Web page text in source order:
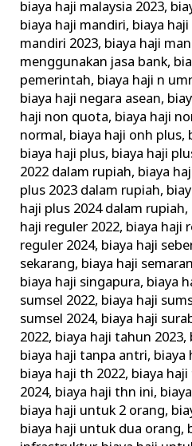
biaya haji malaysia 2023,
biaya haji mandiri, biaya
mandiri 2023, biaya haji
menggunakan jasa bank,
pemerintah, biaya haji n
biaya haji negara asean,
haji non quota, biaya haji
normal, biaya haji onh plus,
biaya haji plus, biaya haji
2022 dalam rupiah, biaya
plus 2023 dalam rupiah,
haji plus 2024 dalam rupiah,
haji reguler 2022, biaya haji
reguler 2024, biaya haji
sekarang, biaya haji
biaya haji singapura, biaya
sumsel 2022, biaya haji
sumsel 2024, biaya haji
2022, biaya haji tahun 2023,
biaya haji tanpa antri, biaya
biaya haji th 2022, biaya
2024, biaya haji thn ini,
biaya haji untuk 2 orang,
biaya haji untuk dua orang,